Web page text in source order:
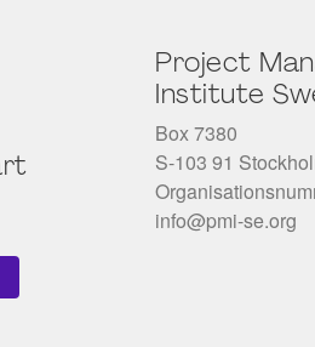
Project
Institute
Box 7380
S-103 91
info@pmi-se.org